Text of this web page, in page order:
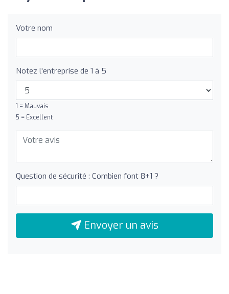
Votre nom
Notez l'entreprise de 1 à 5
1 = Mauvais
5 = Excellent
Question de sécurité : Combien font 8+1 ?
Envoyer un avis